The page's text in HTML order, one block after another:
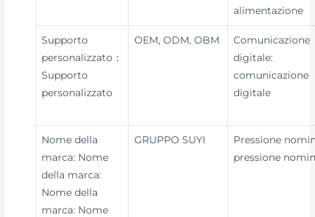
alimentazione
Supporto
personalizzato：
Supporto
personalizzato
OEM, ODM, OBM
Comunicazione
digitale:
comunicazione
digitale
Nome della
marca: Nome
della marca:
Nome della
marca: Nome
GRUPPO SUYI
Pressione
pressione